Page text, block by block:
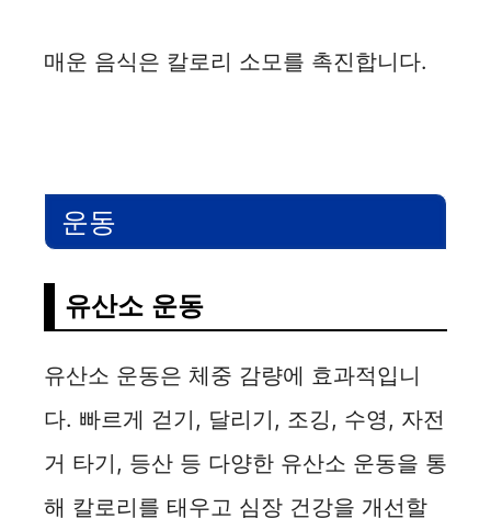
매운 음식은 칼로리 소모를 촉진합니다.
운동
유산소 운동
유산소 운동은 체중 감량에 효과적입니
다. 빠르게 걷기, 달리기, 조깅, 수영, 자전
거 타기, 등산 등 다양한 유산소 운동을 통
해 칼로리를 태우고 심장 건강을 개선할